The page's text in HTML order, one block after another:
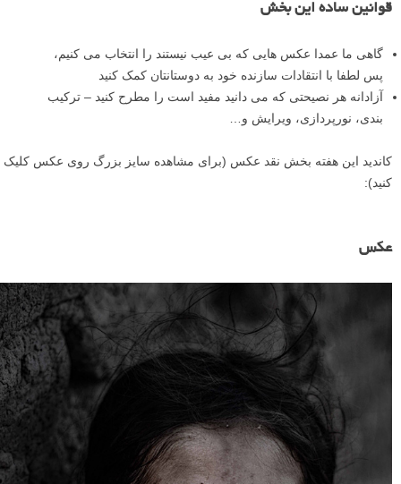
قوانین ساده این بخش
گاهی ما عمدا عکس هایی که بی عیب نیستند را انتخاب می کنیم،
پس لطفا با انتقادات سازنده خود به دوستانتان کمک کنید
آزادانه هر نصیحتی که می دانید مفید است را مطرح کنید – ترکیب
بندی، نورپردازی، ویرایش و…
کاندید این هفته بخش نقد عکس (برای مشاهده سایز بزرگ روی عکس کلیک
کنید):
عکس